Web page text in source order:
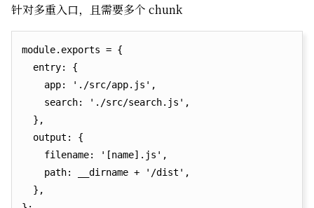
针对多重入口，且需要多个 chunk
module.exports = {
  entry: {
    app: './src/app.js',
    search: './src/search.js',
  },
  output: {
    filename: '[name].js',
    path: __dirname + '/dist',
  },